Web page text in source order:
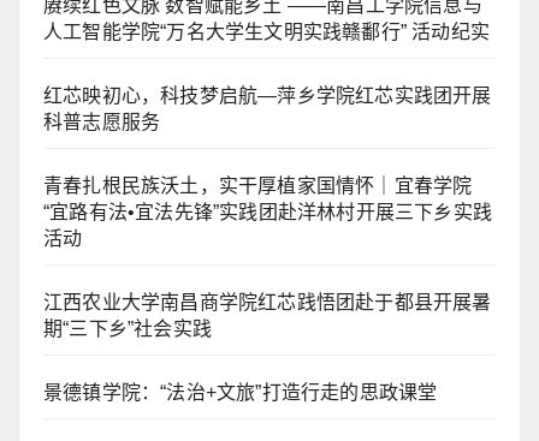
赓续红色文脉 数智赋能乡土 ——南昌工学院信息与
人工智能学院“万名大学生文明实践赣鄱行” 活动纪实
红芯映初心，科技梦启航—萍乡学院红芯实践团开展
科普志愿服务
青春扎根民族沃土，实干厚植家国情怀｜宜春学院
“宜路有法•宜法先锋”实践团赴洋林村开展三下乡实践
活动
江西农业大学南昌商学院红芯践悟团赴于都县开展暑
期“三下乡”社会实践
景德镇学院：“法治+文旅”打造行走的思政课堂